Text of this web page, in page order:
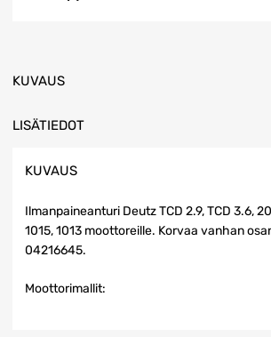
KUVAUS
LISÄTIEDOT
KUVAUS
Ilmanpaineanturi Deutz TCD 2.9, TCD 3.6,
1015, 1013 moottoreille. Korvaa vanhan
04216645.
Moottorimallit: